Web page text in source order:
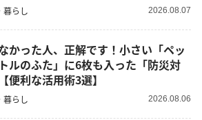
暮らし 2026.08.07
かった人、正解です！小さい「ペッ
ルのふた」に6枚も入った「防災対
便利な活用術3選】
暮らし 2026.08.06